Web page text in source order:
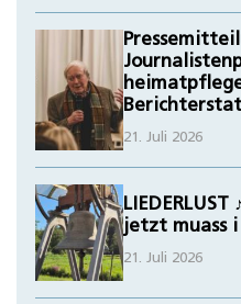
21. Juli 2026
jetzt muass
21. Juli 2026